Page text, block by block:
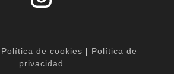
Política de cookies | Política de
privacidad